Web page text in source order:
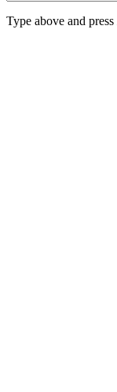
Type above and press